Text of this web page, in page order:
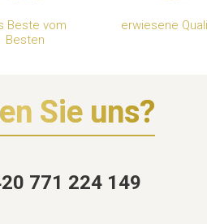
Beste vom
Besten
erwiesene
Sie uns?
771 224 149